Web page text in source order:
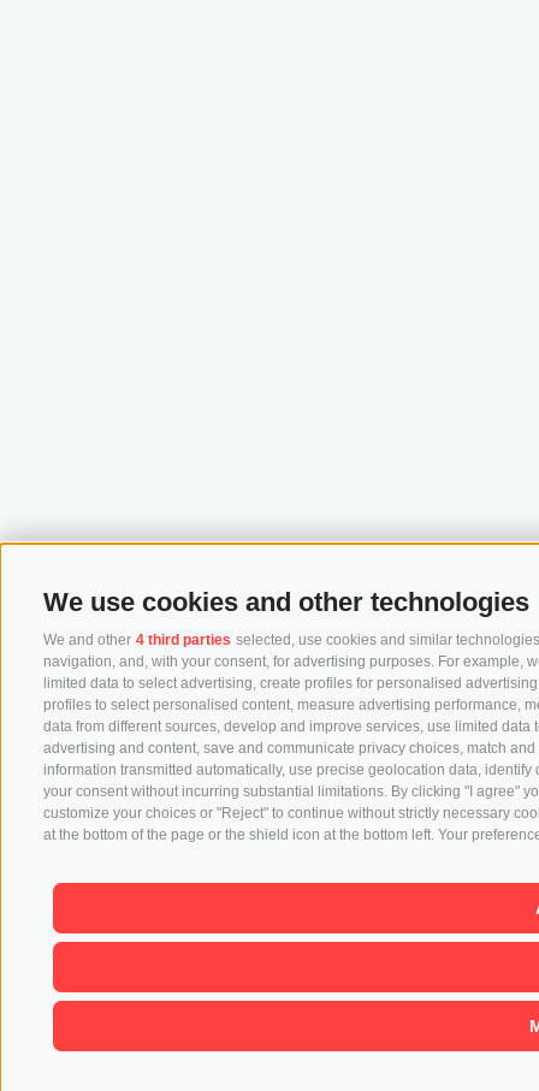
We use cookies and other technologies
We and other 4 third parties selected, use cookies and similar
navigation, and, with your consent, for advertising purposes. For example,
limited data to select advertising, create profiles for personalised
profiles to select personalised content, measure advertising performance,
data from different sources, develop and improve services, use limited
advertising and content, save and communicate privacy choices, match
information transmitted automatically, use precise geolocation data,
your consent without incurring substantial limitations. By clicking "I agree"
customize your choices or "Reject" to continue without strictly necessary
at the bottom of the page or the shield icon at the bottom left. Your